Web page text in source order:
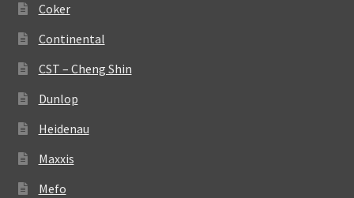
Coker
Continental
CST – Cheng Shin
Dunlop
Heidenau
Maxxis
Mefo